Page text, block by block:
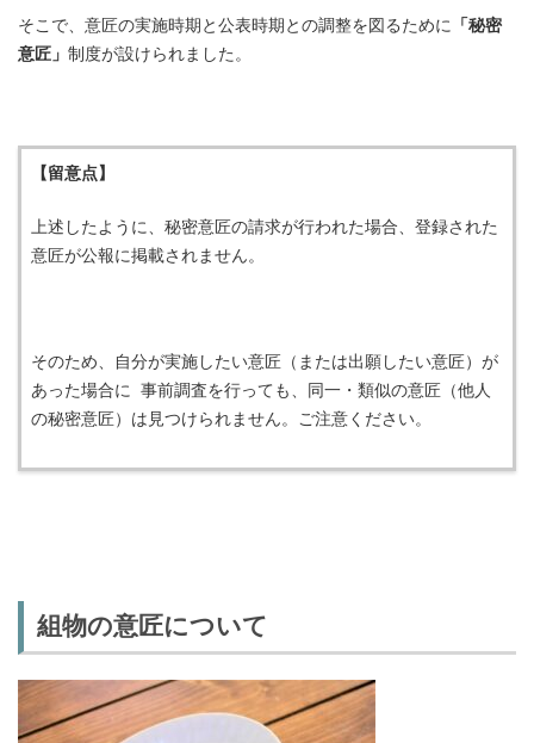
そこで、意匠の実施時期と公表時期との調整を図るために
「秘密
意匠」 制度が設けられました。
【留意点】
上述したように、秘密意匠の請求が行われた場合、登録された
意匠が公報に掲載されません。
そのため、自分が実施したい意匠（または出願したい意匠）が
あった場合に 事前調査を行っても、同一・類似の意匠（他人
の秘密意匠）は見つけられません。ご注意ください。
組物の意匠について